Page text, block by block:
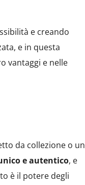
e creando
e in questa
vantaggi e nelle
da collezione o un
e autentico, e
è il potere degli